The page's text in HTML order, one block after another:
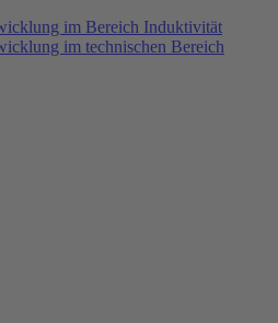
im Bereich Induktivität
im technischen Bereich